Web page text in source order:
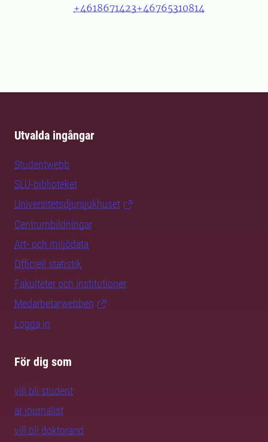
+4618671423+46765310814
Utvalda ingångar
Studentwebb
SLU-biblioteket
Universitetsdjursjukhuset
Centrumbildningar
Art- och miljödata
Officiell statistik
Fakulteter och institutioner
Medarbetarwebben
Logga in
För dig som
vill bli student
är journalist
vill bli doktorand